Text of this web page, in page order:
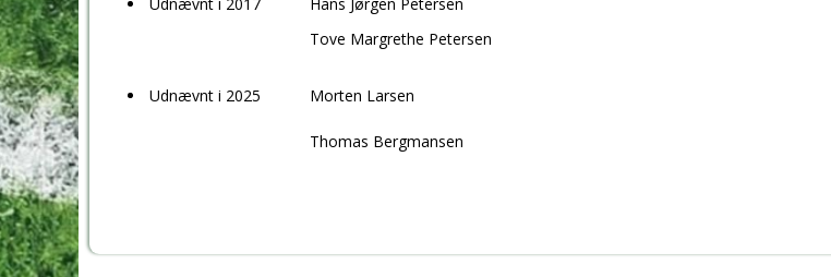
Tove Margrethe Petersen
Udnævnt i 2025 Morten Larsen
Thomas Bergmansen